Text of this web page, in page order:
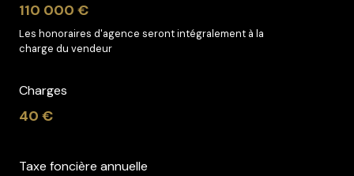
110 000 €
Les honoraires d'agence seront intégralement à la
charge du vendeur
Charges
40 €
Taxe foncière annuelle